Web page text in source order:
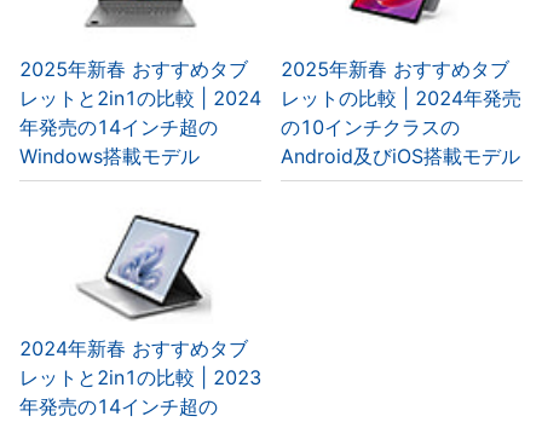
2025年新春 おすすめタブ
レットと2in1の比較 | 2024
年発売の14インチ超の
Windows搭載モデル
2025年新春 おすすめタブ
レットの比較 | 2024年発売
の10インチクラスの
Android及びiOS搭載モデル
2024年新春 おすすめタブ
レットと2in1の比較 | 2023
年発売の14インチ超の